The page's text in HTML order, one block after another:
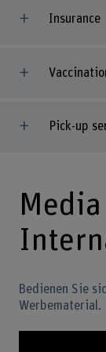
Insurance
Pick-up
Bedienen Sie
Werbematerial.